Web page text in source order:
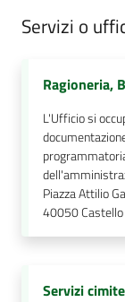
Servizi o
Ragioneria,
L'Ufficio si
Piazza Attilio
40050
Servizi